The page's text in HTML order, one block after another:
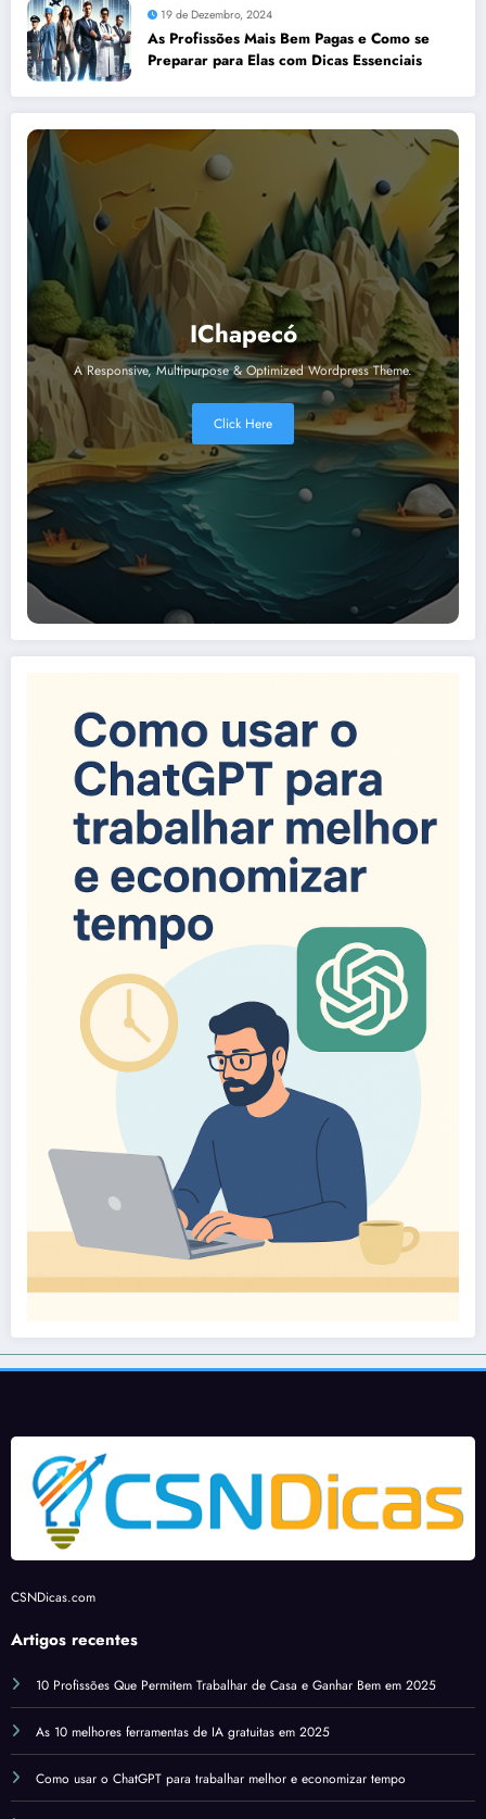
19 de Dezembro, 2024
As Profissões Mais Bem Pagas e Como se
Preparar para Elas com Dicas Essenciais
IChapecó
A Responsive, Multipurpose & Optimized Wordpress Theme.
Click Here
CSNDicas.com
Artigos recentes
10 Profissões Que Permitem Trabalhar de Casa e Ganhar Bem em 2025
As 10 melhores ferramentas de IA gratuitas em 2025
Como usar o ChatGPT para trabalhar melhor e economizar tempo